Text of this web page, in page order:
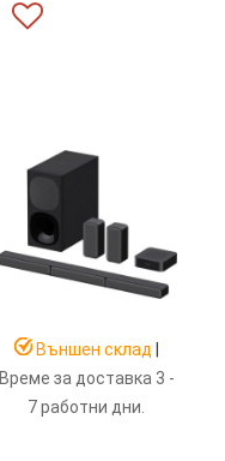
Външен склад
Време за доставка 3 -
7 работни дни.